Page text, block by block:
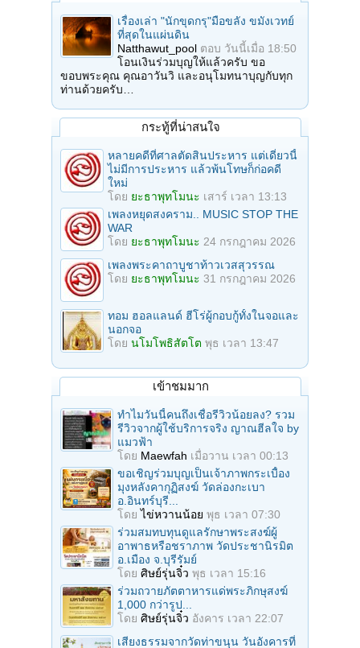
เรื่องเล่า "นักขุดกรุ"มือขลัง ขมังเวทย์
ที่สุดในแผ่นดิน
Natthawut_pool ตอบ วันนี้เมื่อ 18:50
โอนเงินร่วมบุญให้แล้วครับ ขอ
ขอบพระคุณ คุณอาวันวิ และอนุโมทนาบุญกับทุก
ท่านด้วยครับ…
กระทู้ที่น่าสนใจ
หลายคดีที่ศาลตัดสินประหาร แต่เดี๋ยวนี้
ไม่มีการประหาร แล้วพ้นโทษก็ก่อคดี
ใหม่
โดย ยะธาพุทโมนะ เสาร์ เวลา 13:13
เพลงหยุดสงคราม.. MUSIC STOP THE
WAR
โดย ยะธาพุทโมนะ 24 กรกฎาคม 2026
เพลงพระคาถาบูชาท้าวเวสสุวรรณ
โดย ยะธาพุทโมนะ 31 กรกฎาคม 2026
ทอม ฮอลแลนด์ ฮีโร่ผู้กอบกู้ทั้งในจอและ
นอกจอ
โดย นโมโพธิสัตโต พุธ เวลา 13:47
เข้าชมมาก
ทำไมวันนี้คนถึงเชื่อรีวิวน้อยลง? รวม
รีวิวจากผู้ใช้บริการจริง ญาณฮีลใจ by
แมวฟ้า
โดย Maewfah เมื่อวาน เวลา 00:13
ขอเชิญร่วมบุญเป็นเจ้าภาพกระเบื้อง
มุงหลังคากุฏิสงฆ์ วัดล่องกะเบา
อ.อินทร์บุรี...
โดยไข่หวานน้อย พุธ เวลา 07:30
ร่วมสมทบทุนดูแลรักษาพระสงฆ์ผู้
อาพาธหรือชราภาพ วัดประชานิรมิต
อ.เมือง จ.บุรีรัมย์
โดย ศิษย์รุ่นจิ๋ว พุธ เวลา 15:16
ร่วมถวายภัตตาหารแด่พระภิกษุสงฆ์
1,000 กว่ารูป...
โดย ศิษย์รุ่นจิ๋ว อังคาร เวลา 22:07
เสียงธรรมจากวัดท่าขนุน วันอังคารที่